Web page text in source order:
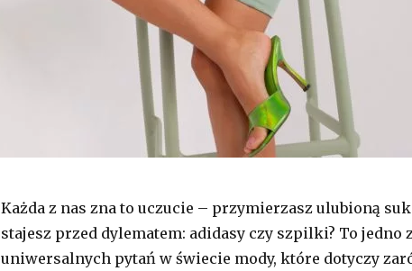
Każda z nas zna to uczucie – przymierzasz ulubioną
stajesz przed dylematem: adidasy czy szpilki? To jedno
uniwersalnych pytań w świecie mody, które dotyczy